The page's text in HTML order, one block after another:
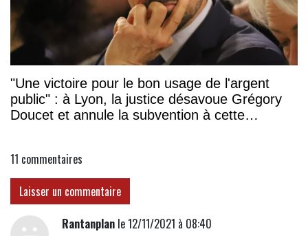
"Une victoire pour le bon usage de l'argent
public" : à Lyon, la justice désavoue Grégory
Doucet et annule la subvention à cette
11 commentaires
Laisser un commentaire
Rantanplanle 12/11/2021 à 08:40